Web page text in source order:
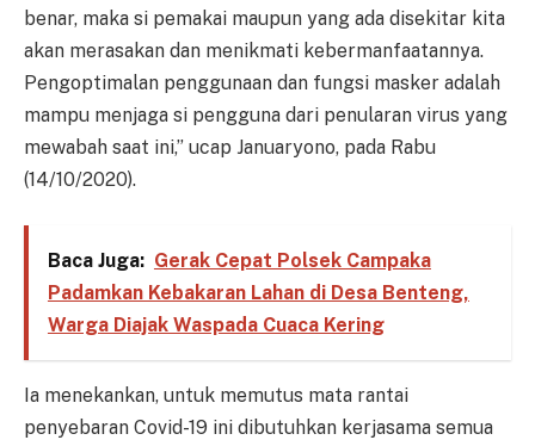
benar, maka si pemakai maupun yang ada disekitar kita
akan merasakan dan menikmati kebermanfaatannya.
Pengoptimalan penggunaan dan fungsi masker adalah
mampu menjaga si pengguna dari penularan virus yang
mewabah saat ini,” ucap Januaryono, pada Rabu
(14/10/2020).
Baca Juga: Gerak Cepat Polsek Campaka
Padamkan Kebakaran Lahan di Desa Benteng,
Warga Diajak Waspada Cuaca Kering
Ia menekankan, untuk memutus mata rantai
penyebaran Covid-19 ini dibutuhkan kerjasama semua